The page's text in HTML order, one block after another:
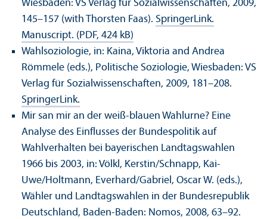
Wiesbaden: VS Verlag für Sozialwissenschaften, 2009,
145–157 (with Thorsten Faas). SpringerLink.
Manuscript. (PDF, 424 kB)
Wahlsoziologie, in: Kaina, Viktoria and Andrea
Römmele (eds.), Politische Soziologie, Wiesbaden: VS
Verlag für Sozialwissenschaften, 2009, 181–208.
SpringerLink.
Mir san mir an der weiß-blauen Wahlurne? Eine
Analyse des Einflusses der Bundespolitik auf
Wahlverhalten bei bayerischen Landtagswahlen
1966 bis 2003, in: Völkl, Kerstin/Schnapp, Kai-
Uwe/Holtmann, Everhard/Gabriel, Oscar W. (eds.),
Wähler und Landtagswahlen in der Bundesrepublik
Deutschland, Baden-Baden: Nomos, 2008, 63–92.